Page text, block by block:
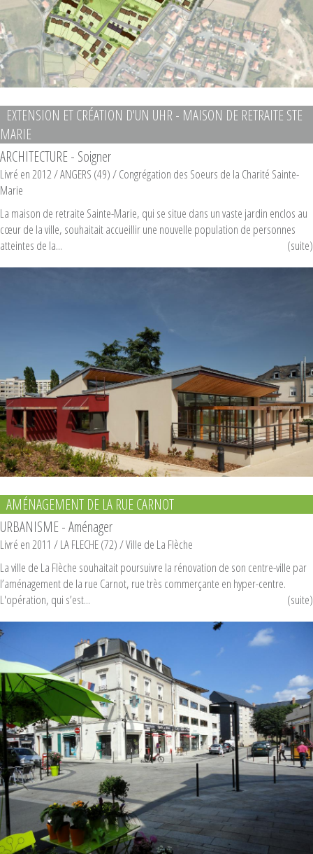
EXTENSION ET CRÉATION D'UN UHR - MAISON DE RETRAITE STE
MARIE
ARCHITECTURE - Soigner
Livré en 2012/ ANGERS (49) /Congrégation des Soeurs de la Charité Sainte-
Marie
La maison de retraite Sainte-Marie, qui se situe dans un vaste jardin enclos au
cœur de la ville, souhaitait accueillir une nouvelle population de personnes
atteintes de la...
(suite)
AMÉNAGEMENT DE LA RUE CARNOT
URBANISME - Aménager
Livré en 2011 / LA FLECHE (72) /Ville de La Flèche
La ville de La Flèche souhaitait poursuivre la rénovation de son centre-ville par
l’aménagement de la rue Carnot, rue très commerçante en hyper-centre.
L'opération, qui s’est...
(suite)